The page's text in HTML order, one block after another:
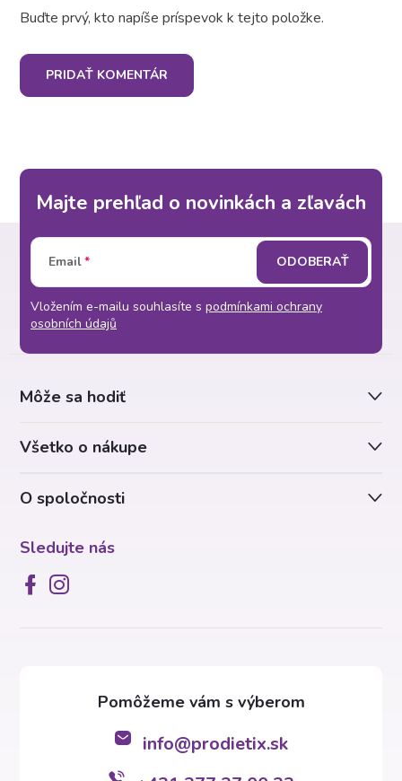
Buďte prvý, kto napíše príspevok k tejto položke.
PRIDAŤ KOMENTÁR
Majte prehľad o novinkách a zľavách
Email
Vložením e-mailu souhlasíte s podmínkami ochrany
osobních údajů
ODOBERAŤ
O spoločnosti
Sledujte nás
Môže sa hodiť
Všetko o nákupe
info@prodietix.sk